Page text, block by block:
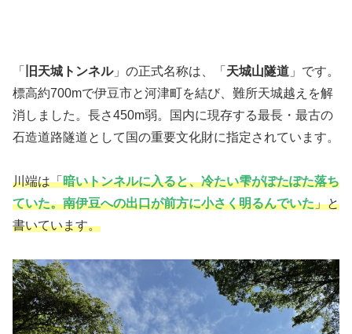
「 旧天城トンネル」の正式名称は、「 天城山隧道 」です。
標高約700mで伊豆市と河津町を結び、難所天城越えを解
消しました。長さ450m弱。国内に現存する最長・最古の
石造道路隧道として国の重要文化財に指定されています。
川端は「暗いトンネルに入ると、冷たい雫がぽたぽた落ち
ていた。南伊豆への出口が前方に小さく明るんでいた」と
書いています。